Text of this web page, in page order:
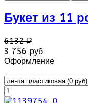
Букет из 11
6132 ₽
3 756 руб
Оформление